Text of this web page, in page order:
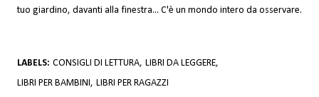
tuo giardino, davanti alla finestra... C'è un mondo intero da osservare.
LABELS: CONSIGLI DI LETTURA LIBRI DA LEGGERE
LIBRI PER BAMBINI LIBRI PER RAGAZZI